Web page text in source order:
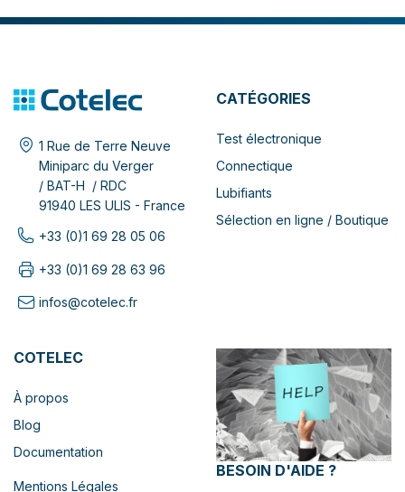
1 Rue de Terre Neuve
Miniparc du Verger
/ BAT-H / RDC
91940 LES ULIS - France
+33 (0)1 69 28 05 06
+33 (0)1 69 28 63 96
infos@cotelec.fr
CATÉGORIES
Test électronique
Connectique
Lubifiants
Sélection en ligne / Boutique
COTELEC
À propos
Blog
Documentation
Mentions Légales
BESOIN D'AIDE ?